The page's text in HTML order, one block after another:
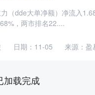
（dde大单净额）净流入
，两市排名22....
日期：11-05 来源：盈
加载完成